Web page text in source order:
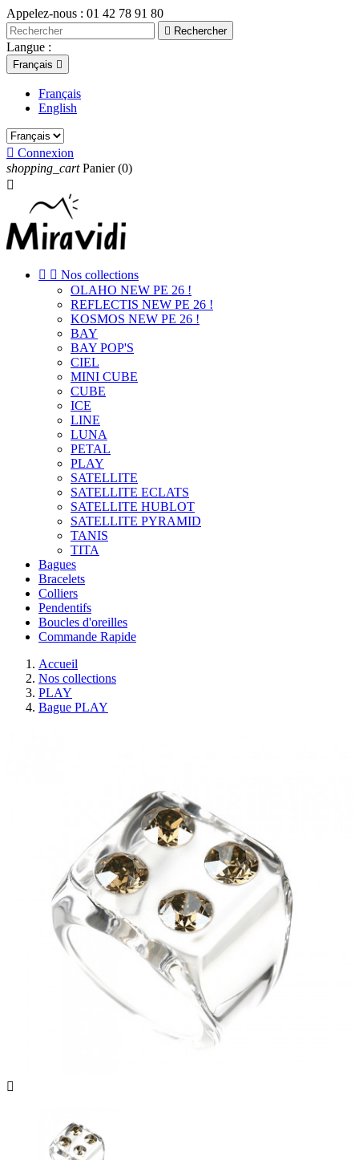
Appelez-nous : 01 42 78 91 80
 Rechercher
Langue :
Français 
Français
English
 Connexion
shopping_cart Panier (0)

  Nos collections
OLAHO NEW PE 26 !
REFLECTIS NEW PE 26 !
KOSMOS NEW PE 26 !
BAY
BAY POP'S
CIEL
MINI CUBE
CUBE
ICE
LINE
LUNA
PETAL
PLAY
SATELLITE
SATELLITE ECLATS
SATELLITE HUBLOT
SATELLITE PYRAMID
TANIS
TITA
Bagues
Bracelets
Colliers
Pendentifs
Boucles d'oreilles
Commande Rapide
Accueil
Nos collections
PLAY
Bague PLAY
